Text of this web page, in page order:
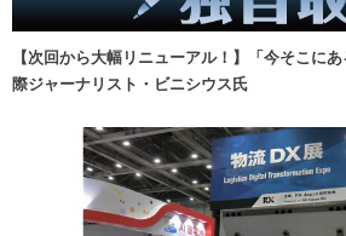
【次回から大幅リニューアル！】「今そこに
際ジャーナリスト・ビニシウス氏